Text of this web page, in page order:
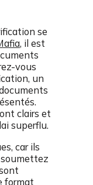
se
, il est
vous
un
clairs et
superflu.
car ils
format